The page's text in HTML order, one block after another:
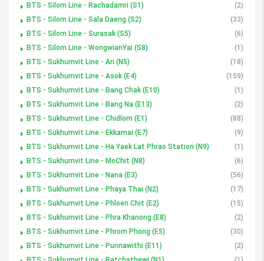
BTS - Silom Line - Rachadamri (S1)
(2)
BTS - Silom Line - Sala Daeng (S2)
(33)
BTS - Silom Line - Surasak (S5)
(6)
BTS - Silom Line - WongwianYai (S8)
(1)
BTS - Sukhumvit Line - Ari (N5)
(18)
BTS - Sukhumvit Line - Asok (E4)
(159)
BTS - Sukhumvit Line - Bang Chak (E10)
(1)
BTS - Sukhumvit Line - Bang Na (E13)
(2)
BTS - Sukhumvit Line - Chidlom (E1)
(88)
BTS - Sukhumvit Line - Ekkamai (E7)
(9)
BTS - Sukhumvit Line - Ha Yaek Lat Phrao Station (N9)
(1)
BTS - Sukhumvit Line - MoChit (N8)
(6)
BTS - Sukhumvit Line - Nana (E3)
(56)
BTS - Sukhumvit Line - Phaya Thai (N2)
(17)
BTS - Sukhumvit Line - Phloen Chit (E2)
(15)
BTS - Sukhumvit Line - Phra Khanong (E8)
(2)
BTS - Sukhumvit Line - Phrom Phong (E5)
(30)
BTS - Sukhumvit Line - Punnawithi (E11)
(2)